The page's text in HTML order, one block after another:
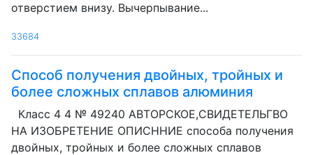
отверстием внизу. Вычерпывание...
33684
Способ получения двойных, тройных и
более сложных сплавов алюминия
Класс 4 4 № 49240 АВТОРСКОЕ,СВИДЕТЕЛЬГВО
НА ИЗОБРЕТЕНИЕ ОПИСННИЕ способа получения
двойных, тройных и более сложных сплавов